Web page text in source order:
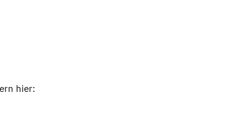
hier: